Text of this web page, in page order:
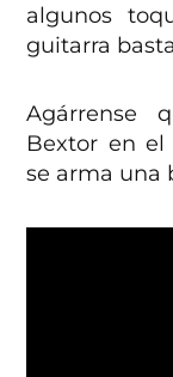
algunos
guitarra
Agárrense
Bextor en el
se arma una